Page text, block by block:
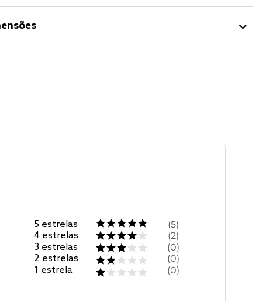
5 estrelas
4 estrelas
3 estrelas
2 estrelas
1 estrela
5
2
0
0
0